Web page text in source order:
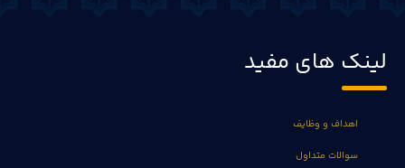
لینک های مفید
اهداف و وظایف
سوالات متداول